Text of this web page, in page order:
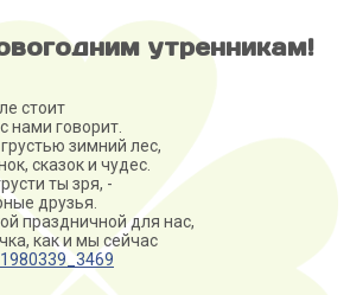
утренникам!
стоит
нами говорит.
зимний лес,
сказок и чудес.
ты зря, -
друзья.
праздничной для нас,
как и мы сейчас